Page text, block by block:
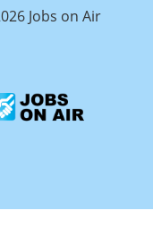
Jobs on Air